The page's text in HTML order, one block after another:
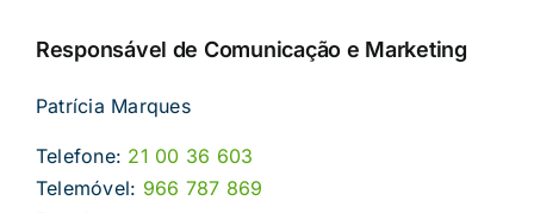
Responsável de Comunicação e Marketing
Patrícia Marques
Telefone: 21 00 36 603
Telemóvel: 966 787 869